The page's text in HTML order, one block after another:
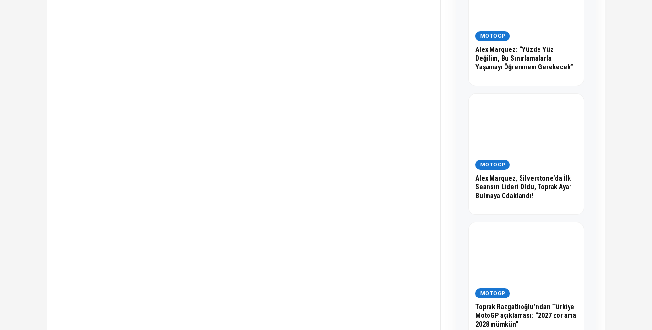
MOTOGP
Alex Marquez: “Yüzde Yüz
Değilim, Bu Sınırlamalarla
Yaşamayı Öğrenmem Gerekecek”
MOTOGP
Alex Marquez, Silverstone’da İlk
Seansın Lideri Oldu, Toprak Ayar
Bulmaya Odaklandı!
MOTOGP
Toprak Razgatlıoğlu’ndan Türkiye
MotoGP açıklaması: “2027 zor ama
2028 mümkün”